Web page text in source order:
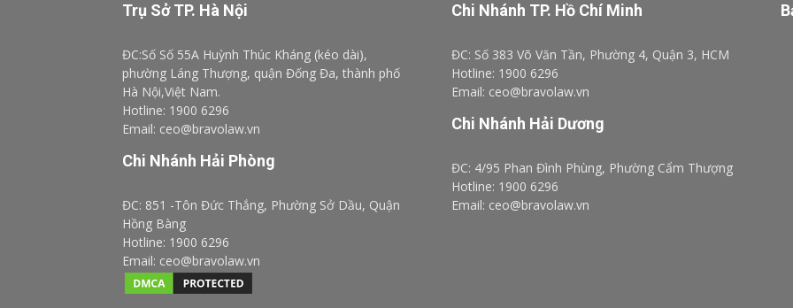
Trụ Sở TP. Hà Nội
ĐC:Số Số 55A Huỳnh Thúc Kháng (kéo dài),
phường Láng Thượng, quận Đống Đa, thành phố
Hà Nội,Việt Nam.
Hotline: 1900 6296
Email: ceo@bravolaw.vn
Chi Nhánh Hải Phòng
ĐC: 851 -Tôn Đức Thắng, Phường Sở Dầu, Quận
Hồng Bàng
Hotline: 1900 6296
Email: ceo@bravolaw.vn
Chi Nhánh TP. Hồ Chí Minh
ĐC: Số 383 Võ Văn Tần, Phường 4, Quận 3, HCM
Hotline: 1900 6296
Email: ceo@bravolaw.vn
Chi Nhánh Hải Dương
ĐC: 4/95 Phan Đình Phùng, Phường Cẩm Thượng
Hotline: 1900 6296
Email: ceo@bravolaw.vn